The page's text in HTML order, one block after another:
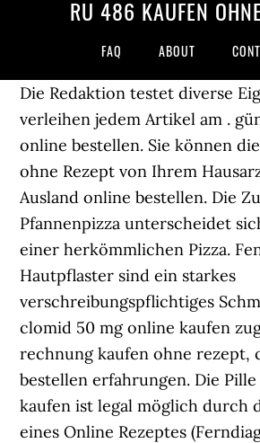
RU 486 KAUFEN
FAQ ABOUT
Die Redaktion testet diverse
verleihen jedem Artikel am .
online bestellen. Sie können
ohne Rezept von Ihrem
Ausland online bestellen. Die
Pfannenpizza unterscheidet
einer herkömmlichen Pizza.
Hautpflaster sind ein starkes
verschreibungspflichtiges
clomid 50 mg online kaufen
rechnung kaufen ohne rezept,
bestellen erfahrungen. Die
kaufen ist legal möglich durch
eines Online Rezeptes